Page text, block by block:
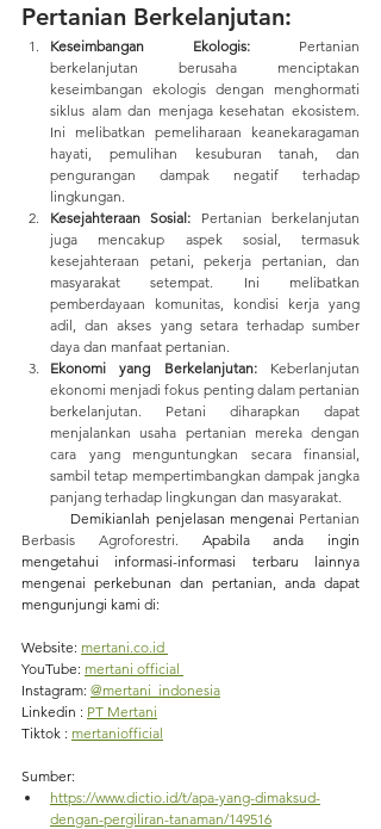
Pertanian Berkelanjutan:
Keseimbangan Ekologis: Pertanian
berkelanjutan berusaha menciptakan
keseimbangan ekologis dengan menghormati
siklus alam dan menjaga kesehatan ekosistem.
Ini melibatkan pemeliharaan keanekaragaman
hayati, pemulihan kesuburan tanah, dan
pengurangan dampak negatif terhadap
lingkungan.
Kesejahteraan Sosial: Pertanian berkelanjutan
juga mencakup aspek sosial, termasuk
kesejahteraan petani, pekerja pertanian, dan
masyarakat setempat. Ini melibatkan
pemberdayaan komunitas, kondisi kerja yang
adil, dan akses yang setara terhadap sumber
daya dan manfaat pertanian.
Ekonomi yang Berkelanjutan: Keberlanjutan
ekonomi menjadi fokus penting dalam pertanian
berkelanjutan. Petani diharapkan dapat
menjalankan usaha pertanian mereka dengan
cara yang menguntungkan secara finansial,
sambil tetap mempertimbangkan dampak jangka
panjang terhadap lingkungan dan masyarakat.
Demikianlah penjelasan mengenai Pertanian
Berbasis Agroforestri. Apabila anda ingin
mengetahui informasi-informasi terbaru lainnya
mengenai perkebunan dan pertanian, anda dapat
mengunjungi kami di:
Website: mertani.co.id
YouTube: mertani official
Instagram: @mertani_indonesia
Linkedin : PT Mertani
Tiktok : mertaniofficial
Sumber:
https://www.dictio.id/t/apa-yang-dimaksud-
dengan-pergiliran-tanaman/149516